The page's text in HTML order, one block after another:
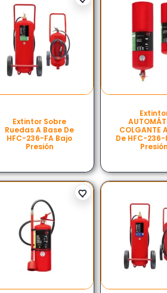
Extintor Sobre
Ruedas A Base De
HFC-236-FA Bajo
Presión
COLGANTE
De HFC-
Presión